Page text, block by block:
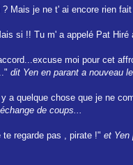
? Mais je ne t' ai encore rien
si !! Tu m' a appelé Pat
moi pour cet
dit Yen en parant a nouveau
a quelque chose que je ne
de coups...
te regarde pas , pirate !" et Yen